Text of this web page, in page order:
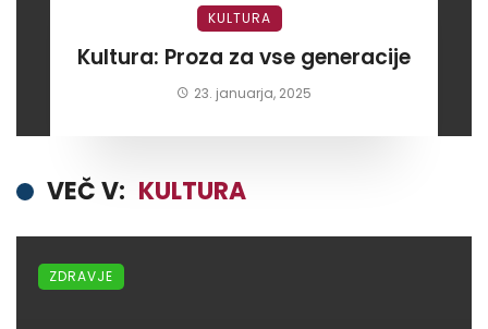
KULTURA
Kultura: Proza za vse generacije
23. januarja, 2025
VEČ V: KULTURA
ZDRAVJE